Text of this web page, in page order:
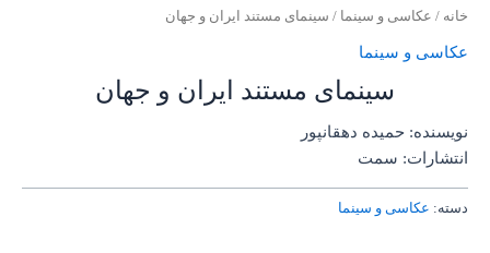
خانه / عکاسی و سینما / سینمای مستند ایران و جهان
عکاسی و سینما
سینمای مستند ایران و جهان
نویسنده: حمیده دهقانپور
انتشارات: سمت
دسته: عکاسی و سینما